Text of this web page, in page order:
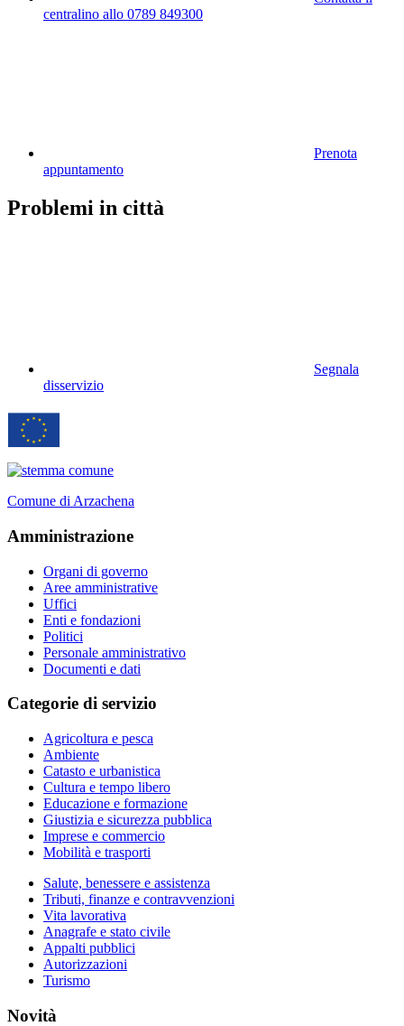
centralino allo 0789 849300
Prenota
appuntamento
Problemi in città
Segnala
disservizio
Comune di Arzachena
Amministrazione
Organi di governo
Aree amministrative
Uffici
Enti e fondazioni
Politici
Personale amministrativo
Documenti e dati
Categorie di servizio
Agricoltura e pesca
Ambiente
Catasto e urbanistica
Cultura e tempo libero
Educazione e formazione
Giustizia e sicurezza pubblica
Imprese e commercio
Mobilità e trasporti
Salute, benessere e assistenza
Tributi, finanze e contravvenzioni
Vita lavorativa
Anagrafe e stato civile
Appalti pubblici
Autorizzazioni
Turismo
Novità